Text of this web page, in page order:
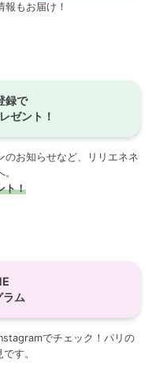
もお届け！
録で
ゼント！
のお知らせなど、リリエネネ
ト！
ラム
でチェック！パリの
す。